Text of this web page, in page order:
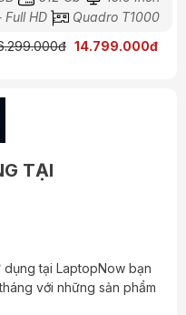
hỗ trợ Dolby Vision –
chuyên nghiệp.
~18mm – rất mỏng nhẹ
2 Thunderbolt 3, HDMI
cấu hình i9.
Full HD
Quadro T1000
14.799.000đ
TẠI
dụng tại LaptopNow bạn
với những sản phẩm